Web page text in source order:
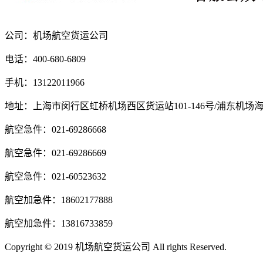
公司：机场航空货运公司
电话：400-680-6809
手机：13122011966
地址：上海市闵行区虹桥机场西区货运站101-146号/浦东机场
航空急件：021-69286668
航空急件：021-69286669
航空急件：021-60523632
航空加急件：18602177888
航空加急件：13816733859
Copyright © 2019 机场航空货运公司 All rights Reserved.